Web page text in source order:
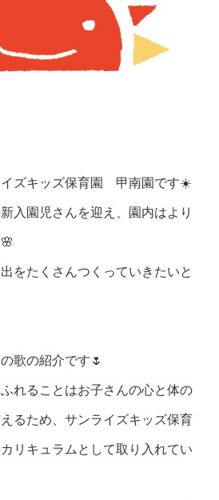
イズキッズ保育園 甲南園です☀️
入園児さんを迎え、園内はより
をたくさんつくっていきたいと
歌の紹介です🌷
れることはお子さんの心と体の
るため、サンライズキッズ保育
リキュラムとして取り入れてい